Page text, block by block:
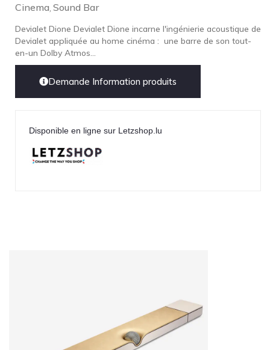
Cinema Sound Bar
Devialet Dione Devialet Dione incarne l'ingénierie acoustique de
Devialet appliquée au home cinéma : une barre de son tout-
en-un Dolby Atmos...
Demande Information produits
Disponible en ligne sur Letzshop.lu